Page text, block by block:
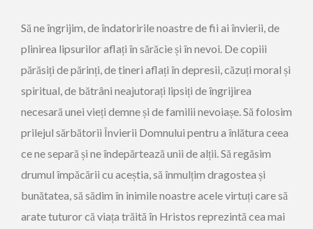
Să ne îngrijim, de îndatoririle noastre de fii ai învierii, de
plinirea lipsurilor aflați în sărăcie și în nevoi. De copiii
părăsiți de părinți, de tineri aflați în depresii, căzuți moral și
spiritual, de bătrâni neajutorați lipsiți de îngrijirea
necesară unei vieți demne și de familii nevoiașe. Să folosim
prilejul sărbătorii Învierii Domnului pentru a înlătura ceea
ce ne separă și ne îndepărtează unii de alții. Să regăsim
drumul împăcării cu aceștia, să înmulțim dragostea și
bunătatea, să sădim în inimile noastre acele virtuți care să
arate tuturor că viața trăită în Hristos reprezintă cea mai